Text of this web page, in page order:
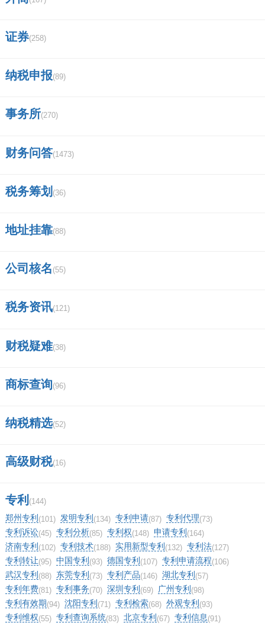
证券(258)
纳税申报(89)
事务所(270)
财务问答(1473)
税务筹划 (36)
地址挂靠(88)
公司核名 (55)
税务资讯(121)
财税疑难(38)
商标查询(96)
纳税精选(52)
高级财税(16)
专利 (144)
郑州专利 (101) 发明专利 (134) 专利申请(87) 专利代理(73)
专利诉讼(45) 专利分析(85) 专利权(148) 申请专利 (164)
济南专利 (102) 专利技术(188) 实用新型专利 (132) 专利法(127)
专利转让(95) 中国专利 (93) 德国专利 (107) 专利申请流程(106)
武汉专利 (88) 东莞专利 (73) 专利产品(146) 湖北专利 (57)
专利年费(81) 专利事务(70) 深圳专利 (69) 广州专利 (98)
专利有效期(94) 沈阳专利 (71) 专利检索(68) 外观专利 (93)
专利维权(55) 专利查询系统(83) 北京专利 (67) 专利信息(91)